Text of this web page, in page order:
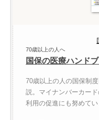
70歳以上の人へ
国保の医療ハンド
70歳以上の人の国保制
説。マイナンバーカー
利用の促進にも努めてい